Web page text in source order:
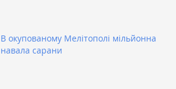
В окупованому Мелітополі мільйонна
навала сарани